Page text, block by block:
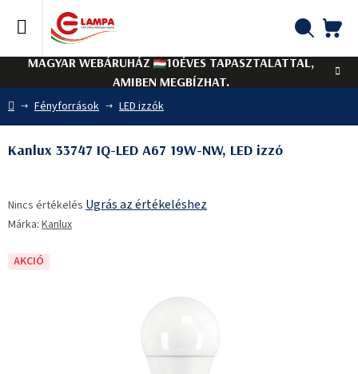
tartalomhoz
MAGYAR WEBÁRUHÁZ
10ÉVES TAPASZTALATTAL,
AMIBEN MEGBÍZHAT.
Kezdőlap
Fényforrások LED izzók
Kanlux 33747 IQ-LED A67 19W-NW, LED izzó
termék
átlagos
5-
Nincs értékelés Ugrás az értékeléshez
Márka: Kanlux
AKCIÓ